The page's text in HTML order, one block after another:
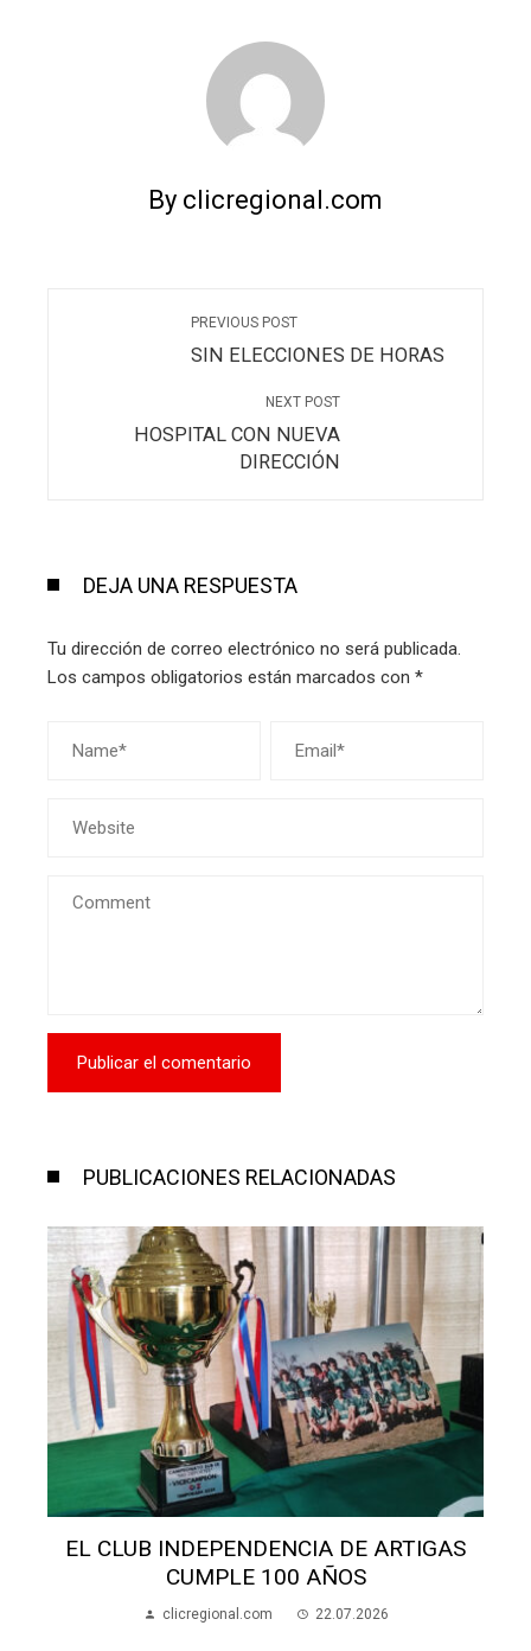
By clicregional.com
PREVIOUS POST
SIN ELECCIONES DE HORAS
NEXT POST
HOSPITAL CON NUEVA
DIRECCIÓN
DEJA UNA RESPUESTA
Tu dirección de correo electrónico no será publicada.
Los campos obligatorios están marcados con *
PUBLICACIONES RELACIONADAS
EL CLUB INDEPENDENCIA DE ARTIGAS
CUMPLE 100 AÑOS
clicregional.com 22.07.2026